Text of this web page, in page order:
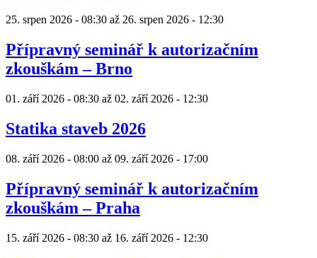
25. srpen 2026 - 08:30 až 26. srpen 2026 - 12:30
Přípravný seminář k autorizačním
zkouškám – Brno
01. září 2026 - 08:30 až 02. září 2026 - 12:30
Statika staveb 2026
08. září 2026 - 08:00 až 09. září 2026 - 17:00
Přípravný seminář k autorizačním
zkouškám – Praha
15. září 2026 - 08:30 až 16. září 2026 - 12:30